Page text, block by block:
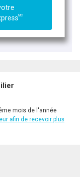
MC
mois de l'année
afin de recevoir plus